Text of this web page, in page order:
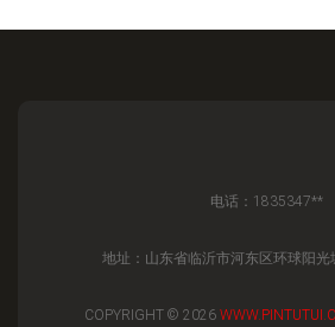
电话：1835347**
地址：山东省临沂市河东区环球阳
COPYRIGHT © 2026